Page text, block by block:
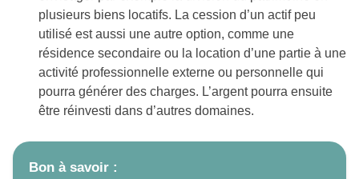
plusieurs biens locatifs. La cession d’un actif peu
utilisé est aussi une autre option, comme une
résidence secondaire ou la location d’une partie à une
activité professionnelle externe ou personnelle qui
pourra générer des charges. L’argent pourra ensuite
être réinvesti dans d’autres domaines.
Bon à savoir :